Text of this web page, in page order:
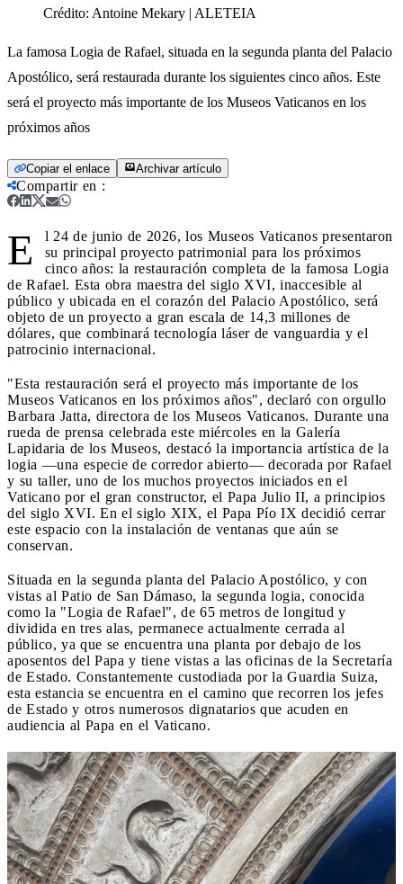
Crédito: Antoine Mekary | ALETEIA
La famosa Logia de Rafael, situada en la segunda planta del Palacio
Apostólico, será restaurada durante los siguientes cinco años. Este
será el proyecto más importante de los Museos Vaticanos en los
próximos años
Copiar el enlace Archivar artículo
Compartir en :
E
l 24 de junio de 2026, los Museos Vaticanos presentaron
su principal proyecto patrimonial para los próximos
cinco años: la restauración completa de la famosa Logia
de Rafael. Esta obra maestra del siglo XVI, inaccesible al
público y ubicada en el corazón del Palacio Apostólico, será
objeto de un proyecto a gran escala de 14,3 millones de
dólares, que combinará tecnología láser de vanguardia y el
patrocinio internacional.
"Esta restauración será el proyecto más importante de los
Museos Vaticanos en los próximos años", declaró con orgullo
Barbara Jatta, directora de los Museos Vaticanos. Durante una
rueda de prensa celebrada este miércoles en la Galería
Lapidaria de los Museos, destacó la importancia artística de la
logia —una especie de corredor abierto— decorada por Rafael
y su taller, uno de los muchos proyectos iniciados en el
Vaticano por el gran constructor, el Papa Julio II, a principios
del siglo XVI. En el siglo XIX, el Papa Pío IX decidió cerrar
este espacio con la instalación de ventanas que aún se
conservan.
Situada en la segunda planta del Palacio Apostólico, y con
vistas al Patio de San Dámaso, la segunda logia, conocida
como la "Logia de Rafael", de 65 metros de longitud y
dividida en tres alas, permanece actualmente cerrada al
público, ya que se encuentra una planta por debajo de los
aposentos del Papa y tiene vistas a las oficinas de la Secretaría
de Estado. Constantemente custodiada por la Guardia Suiza,
esta estancia se encuentra en el camino que recorren los jefes
de Estado y otros numerosos dignatarios que acuden en
audiencia al Papa en el Vaticano.